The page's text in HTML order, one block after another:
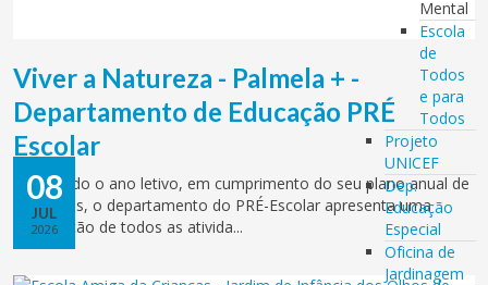
Mental
Escola
de
Todos
e para
Todos
Projeto
UNICEF
Dep.
Educação
Especial
Oficina de
Jardinagem
08
JUL
2026
Viver a Natureza - Palmela + -
Departamento de Educação PRÉ
Escolar
Terminado o ano letivo, em cumprimento do seu plano anual de
atividades, o departamento do PRÉ-Escolar apresenta uma
compilação de todos as ativida...